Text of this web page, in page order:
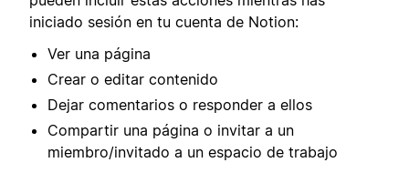
iniciado sesión en tu cuenta de Notion:
Ver una página
Crear o editar contenido
Dejar comentarios o responder a ellos
Compartir una página o invitar a un
miembro/invitado a un espacio de trabajo